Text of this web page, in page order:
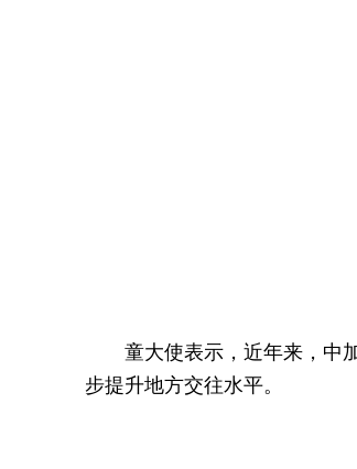
童大使表示，近年来，中
步提升地方交往水平。